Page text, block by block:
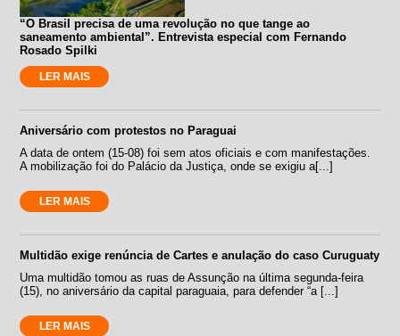
“O Brasil precisa de uma revolução no que tange ao
saneamento ambiental”. Entrevista especial com Fernando
Rosado Spilki
LER MAIS
Aniversário com protestos no Paraguai
A data de ontem (15-08) foi sem atos oficiais e com manifestações.
A mobilização foi do Palácio da Justiça, onde se exigiu a[...]
LER MAIS
Multidão exige renúncia de Cartes e anulação do caso Curuguaty
Uma multidão tomou as ruas de Assunção na última segunda-feira
(15), no aniversário da capital paraguaia, para defender “a [...]
LER MAIS